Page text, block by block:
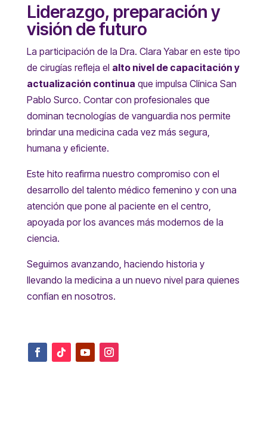
Liderazgo, preparación y
visión de futuro
La participación de la Dra. Clara Yabar en este tipo
de cirugías refleja el alto nivel de capacitación y
actualización continua que impulsa Clínica San
Pablo Surco. Contar con profesionales que
dominan tecnologías de vanguardia nos permite
brindar una medicina cada vez más segura,
humana y eficiente.
Este hito reafirma nuestro compromiso con el
desarrollo del talento médico femenino y con una
atención que pone al paciente en el centro,
apoyada por los avances más modernos de la
ciencia.
Seguimos avanzando, haciendo historia y
llevando la medicina a un nuevo nivel para quienes
confían en nosotros.